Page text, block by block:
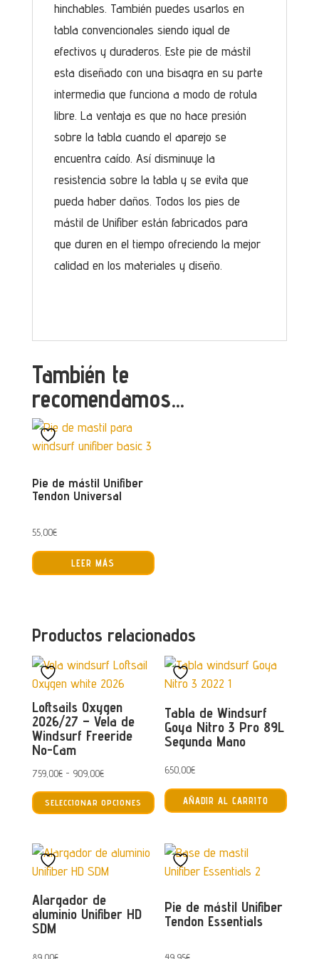
hinchables. También puedes usarlos en
tabla convencionales siendo igual de
efectivos y duraderos. Este pie de mástil
esta diseñado con una bisagra en su parte
intermedia que funciona a modo de rotula
libre. La ventaja es que no hace presión
sobre la tabla cuando el aparejo se
encuentra caído. Así disminuye la
resistencia sobre la tabla y se evita que
pueda haber daños. Todos los pies de
mástil de Unifiber están fabricados para
que duren en el tiempo ofreciendo la mejor
calidad en los materiales y diseño.
También te
recomendamos…
Pie de mástil Unifiber
Tendon Universal
55,00€
LEER MÁS
Productos relacionados
Loftsails Oxygen
2026/27 – Vela de
Windsurf Freeride
No-Cam
759,00€ - 909,00€Rango
de
precios:
759,00€
hasta
SELECCIONAR OPCIONES
Este
producto
múltiples
variantes.
opciones
Tabla de Windsurf
Goya Nitro 3 Pro 89L
Segunda Mano
650,00€
AÑADIR AL CARRITO
Alargador de
aluminio Unifiber HD
SDM
Pie de mástil Unifiber
Tendon Essentials